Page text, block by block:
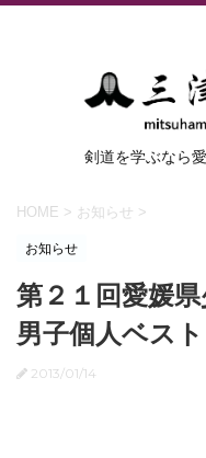
剣道を学ぶなら
HOME > お知らせ >
お知らせ
第２１回愛媛
男子個人ベス
2013/01/14